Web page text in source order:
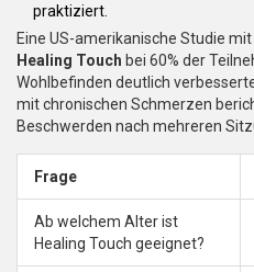
praktiziert.
Eine US-amerikanische Studie
Healing Touch bei 60% der
Wohlbefinden deutlich
mit chronischen Schmerzen
Beschwerden nach mehreren
Frage
Ab welchem Alter ist
Healing Touch geeignet?